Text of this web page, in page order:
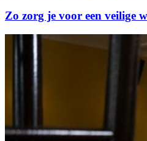
Zo zorg je voor een veilige